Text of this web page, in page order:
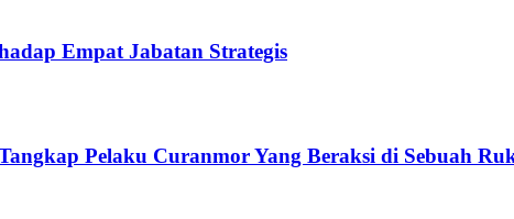
Empat Jabatan Strategis
Pelaku Curanmor Yang Beraksi di Sebuah